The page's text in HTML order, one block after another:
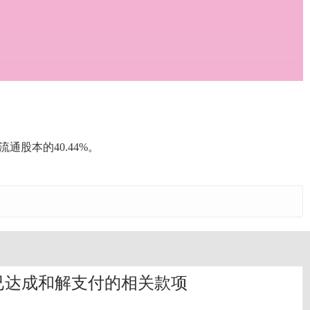
股本的40.44%。
成和解支付的相关款项